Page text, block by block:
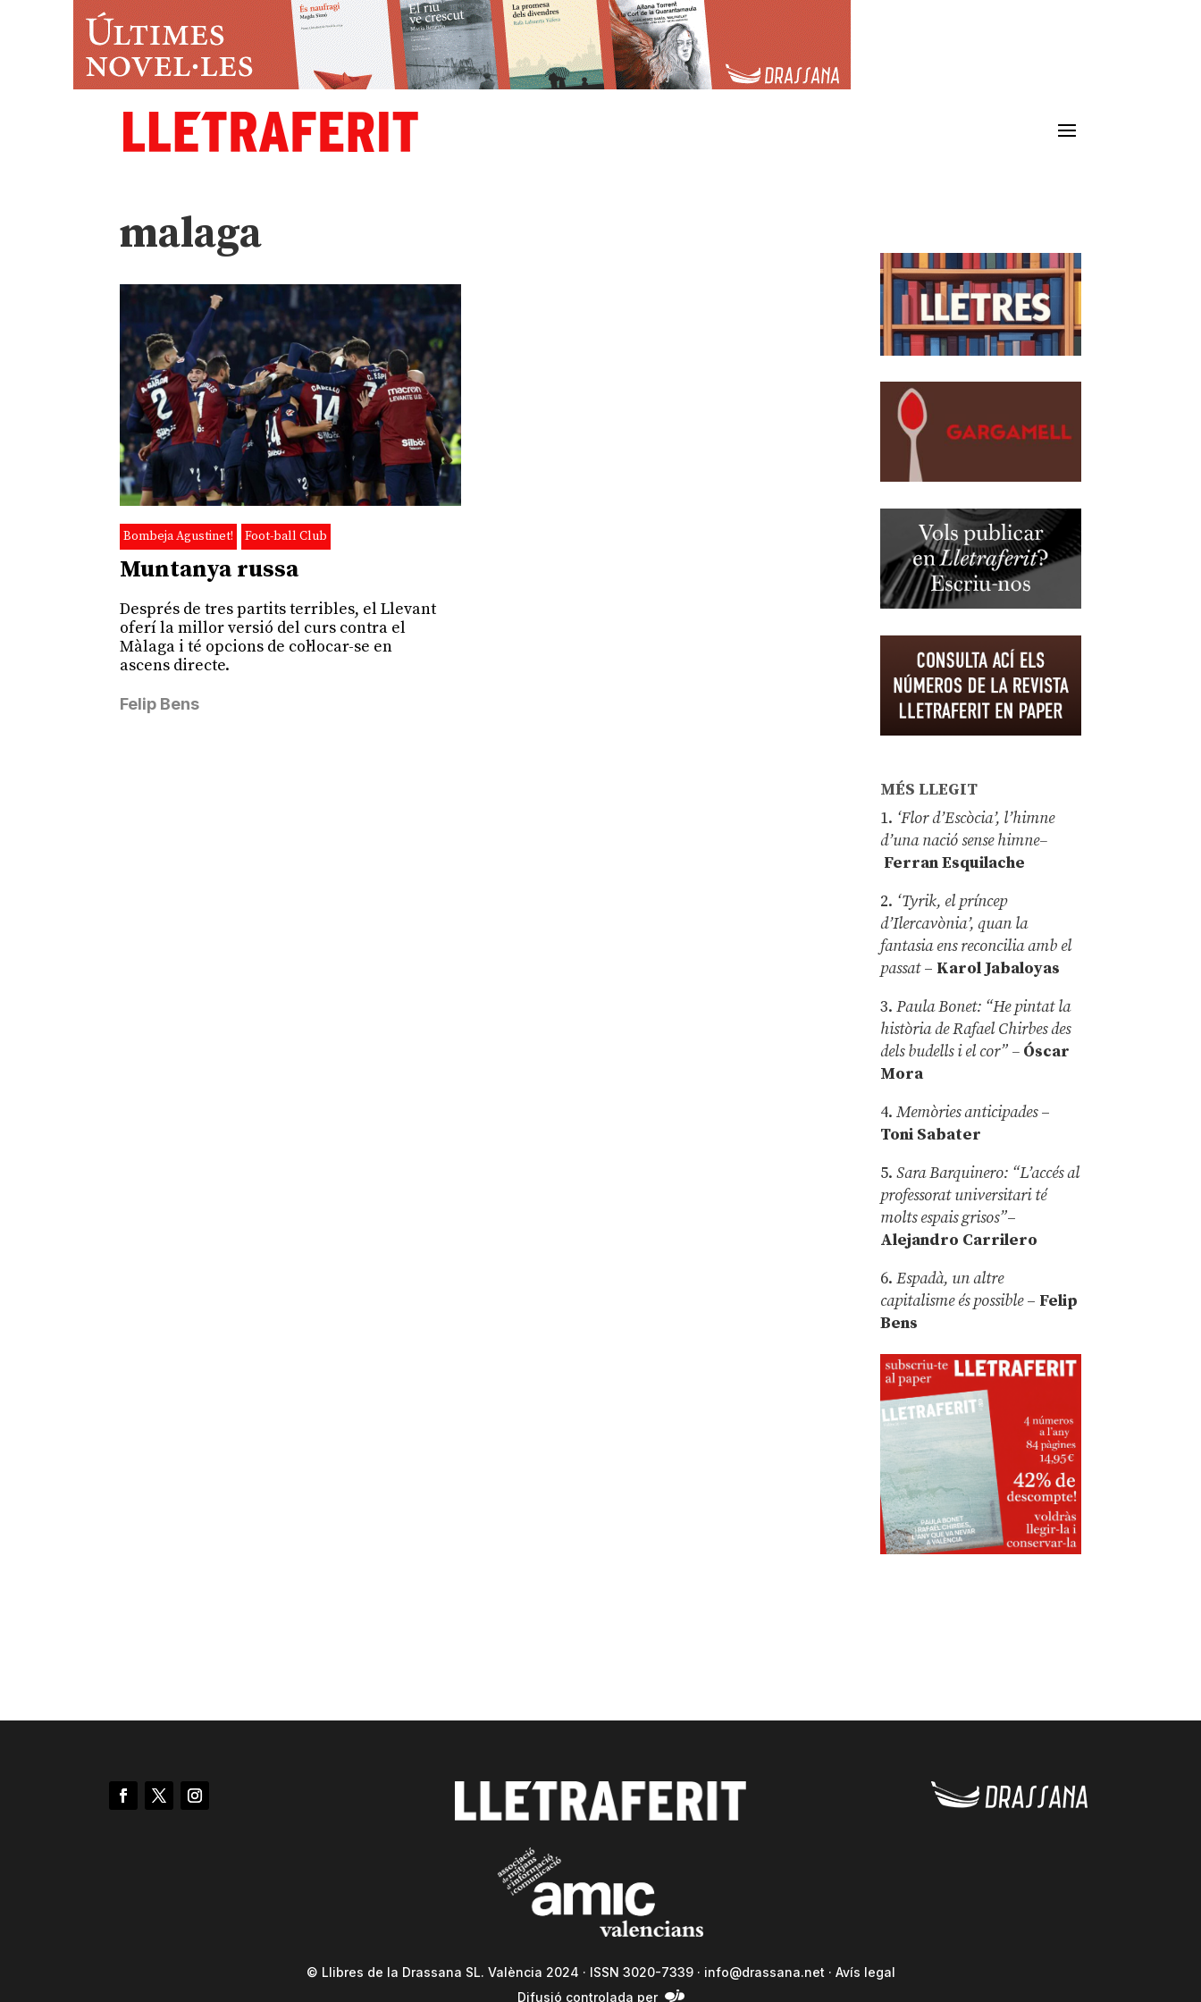
malaga
Bombeja Agustinet! Foot-ball Club
Muntanya russa
Després de tres partits terribles, el Llevant
oferí la millor versió del curs contra el
Màlaga i té opcions de col·locar-se en
ascens directe.
Felip Bens
MÉS LLEGIT
1. ‘Flor d’Escòcia’, l’himne
d’una nació sense himne–
Ferran Esquilache
2. ‘Tyrik, el príncep
d’Ilercavònia’, quan la
fantasia ens reconcilia amb el
passat– Karol Jabaloyas
3.Paula Bonet: “He pintat la
història de Rafael Chirbes des
dels budells i el cor” – Óscar
Mora
4.Memòries anticipades–
Toni Sabater
5.Sara Barquinero: “L’accés al
professorat universitari té
molts espais grisos”–
Alejandro Carrilero
6.Espadà, un altre
capitalisme és possible – Felip
Bens
© Llibres de la Drassana SL. València 2024 · ISSN 3020-7339 · info@drassana.net · Avís legal
Difusió controlada per